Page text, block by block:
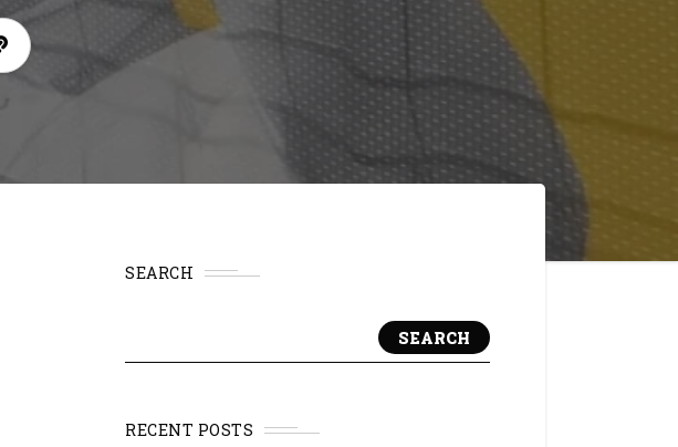
SEARCH
SEARCH
RECENT POSTS